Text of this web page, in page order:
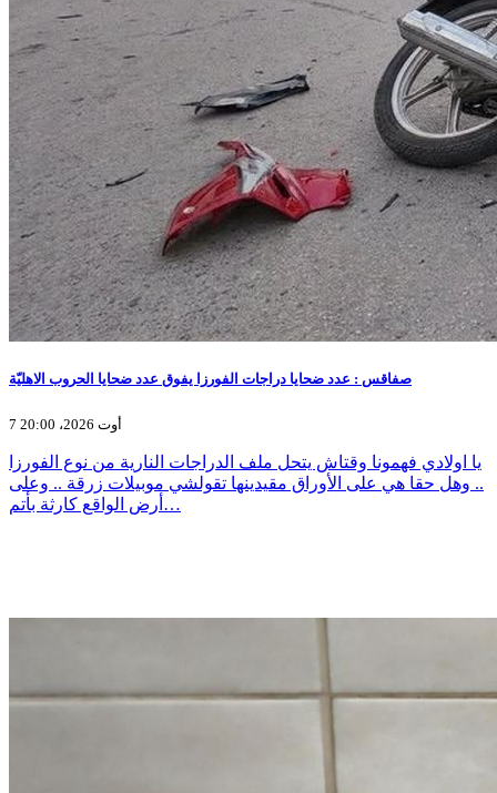
صفاقس : عدد ضحايا دراجات الفورزا يفوق عدد ضحايا الحروب الاهليّة
7 أوت 2026، 20:00
يا اولادي فهمونا وقتاش يتحل ملف الدراجات النارية من نوع الفورزا
.. وهل حقا هي على الأوراق مقيدينها تقولشي موبيلات زرقة .. وعلى
أرض الواقع كارثة بأتم…